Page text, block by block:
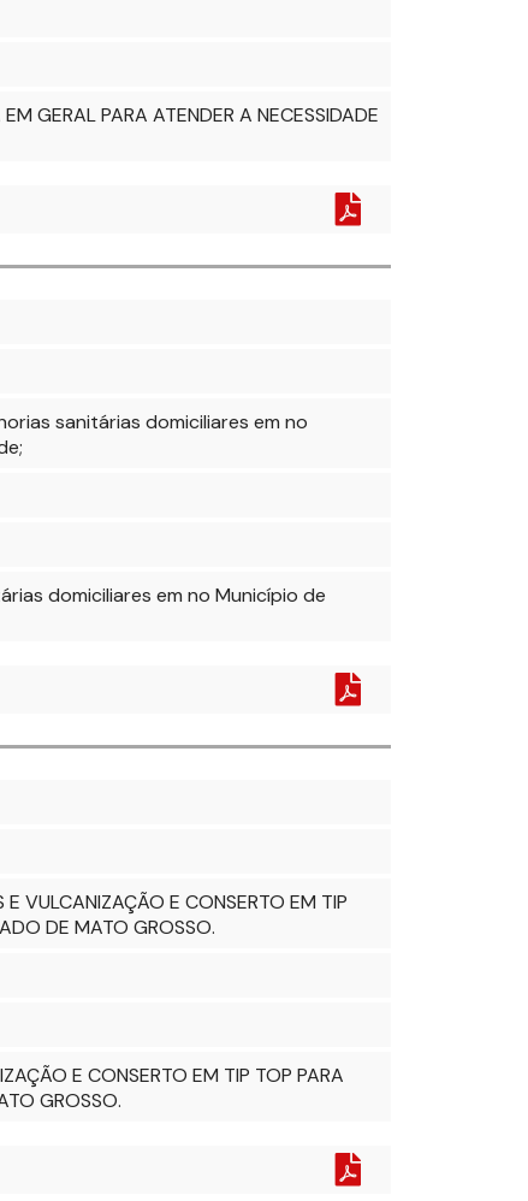
GERAL PARA ATENDER A NECESSIDADE
sanitárias domiciliares em no
domiciliares em no Município de
VULCANIZAÇÃO E CONSERTO EM TIP
DE MATO GROSSO.
E CONSERTO EM TIP TOP PARA
GROSSO.